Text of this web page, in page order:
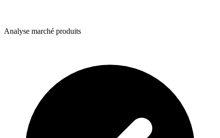
Analyse marché produits